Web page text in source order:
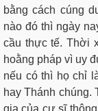
bằng cách cúng
nào đó thì ngày
cầu thực tế. Thời
hoằng pháp vì uy
nếu có thì họ chỉ
hay Thánh chúng.
gia của cư sĩ